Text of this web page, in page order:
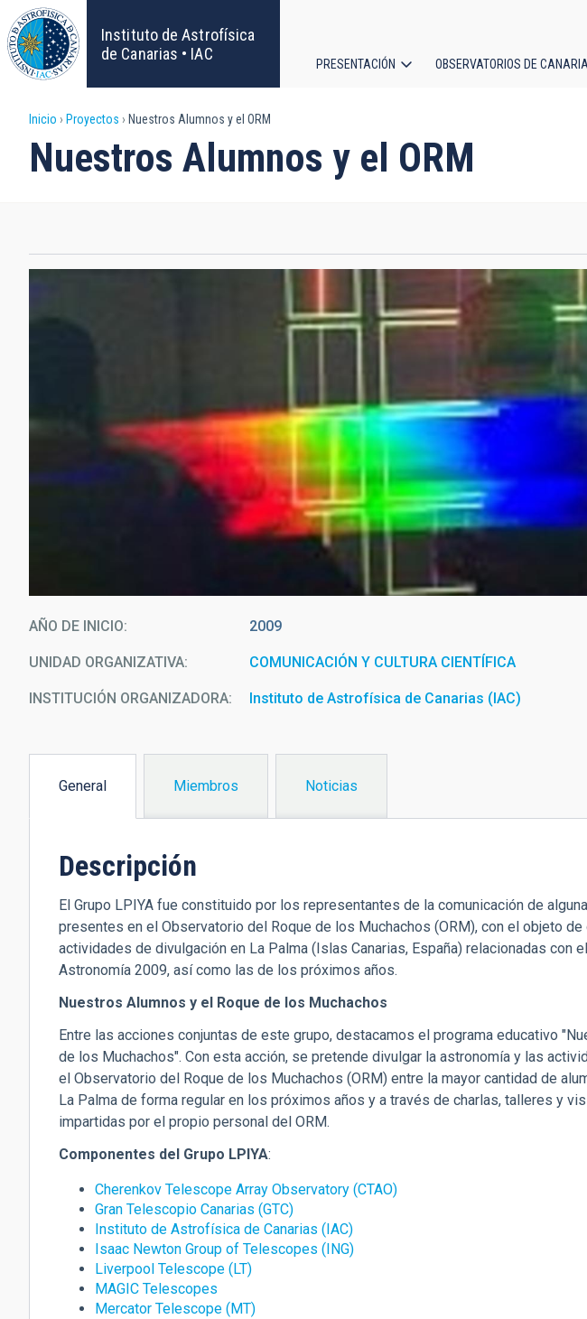
Pasar
al
contenido
principal
Instituto de Astrofísica
de Canarias • IAC
principal
PRESENTACIÓN OBSERVATORIOS DE
Sobrescribir
enlaces
ayuda
a
la
Inicio Proyectos Nuestros Alumnos y el ORM
Nuestros Alumnos y el ORM
AÑO DE INICIO 2009
UNIDAD ORGANIZATIVA COMUNICACIÓN Y CULTURA CIENTÍFICA
INSTITUCIÓN ORGANIZADORA Instituto de Astrofísica de Canarias (IAC)
General
Miembros Noticias
Descripción
El Grupo LPIYA fue constituido por los representantes de la comunicación de
presentes en el Observatorio del Roque de los Muchachos (ORM), con el objeto
actividades de divulgación en La Palma (Islas Canarias, España) relacionadas con
Astronomía 2009, así como las de los próximos años.
Nuestros Alumnos y el Roque de los Muchachos
Entre las acciones conjuntas de este grupo, destacamos el programa educativo
de los Muchachos". Con esta acción, se pretende divulgar la astronomía y las
el Observatorio del Roque de los Muchachos (ORM) entre la mayor cantidad de
La Palma de forma regular en los próximos años y a través de charlas, talleres y
impartidas por el propio personal del ORM.
Componentes del Grupo LPIYA:
Cherenkov Telescope Array Observatory (CTAO)
Gran Telescopio Canarias (GTC)
Instituto de Astrofísica de Canarias (IAC)
Isaac Newton Group of Telescopes (ING)
Liverpool Telescope (LT)
MAGIC Telescopes
Mercator Telescope (MT)